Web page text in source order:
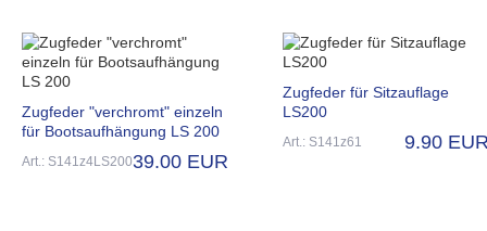
Zugfeder "verchromt" einzeln
für Bootsaufhängung LS 200
Art.: S141z4LS20039.00 EUR
Zugfeder für Sitzauflage
LS200
Art.: S141z61 9.90